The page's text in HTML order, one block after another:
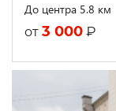
До центра 5.8 км
от 3 000 ₽